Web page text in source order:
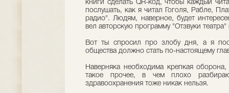
книги сделать QR-код, чтобы каждый
послушать, как я читал Гоголя, Рабле,
радио". Людям, наверное, будет
вел авторскую программу "Отзвуки
Вот ты спросил про злобу дня, а я
общества должно стать по-настоящему
Наверняка необходима крепкая
такое прочее, в чем плохо
здравоохранения тоже никак нельзя.